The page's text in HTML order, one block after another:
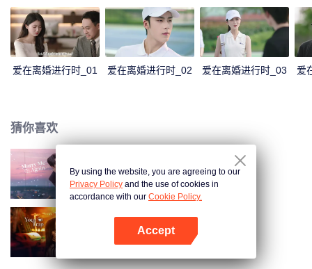
爱在离婚进行时_01 爱在离婚进行时_02 爱在离婚进行时_03 爱
猜你喜欢
请再和我结婚吧
步步深陷
By using the website, you are agreeing to our
Privacy Policy and the use of cookies in
accordance with our Cookie Policy.
Accept